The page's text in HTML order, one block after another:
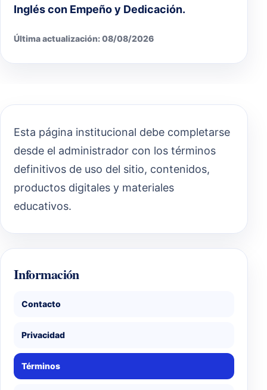
Inglés con Empeño y Dedicación.
Última actualización: 08/08/2026
Esta página institucional debe completarse
desde el administrador con los términos
definitivos de uso del sitio, contenidos,
productos digitales y materiales
educativos.
Información
Contacto
Privacidad
Términos